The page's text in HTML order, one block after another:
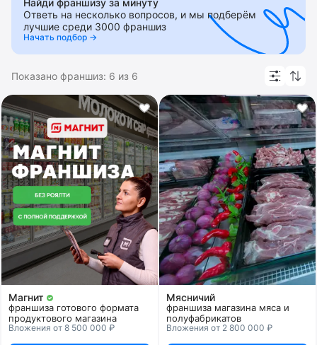
Откройте работающий в специализированный и формате «у
дома» магазин мяса, мясных продуктов и замороженных
полуфабриков. Получите помощь в запуске и ведении
бизнеса, подборе локации, поиске и обучении персонала,
и мясной продукции, разработанной маркетинговой
(линдогенерации), разработанному дизайн-проекту
помещения, CRM-системе управления бизнеса. В подборку
лучших попадают франшизы с высоким рейтингом,
хорошими отзывами, а также куда посетители часто
заходят.
Найди франшизу за минуту
Ответь на несколько вопросов, и мы подберём
лучшие среди 3000 франшиз
Начать подбор →
Показано франшиз: 6 из 6
Магнит
франшиза готового формата
продуктового магазина
Вложения от 8 500 000 ₽
Мясничий
франшиза магазина мяса и
полуфабрикатов
Вложения от 2 800 000 ₽